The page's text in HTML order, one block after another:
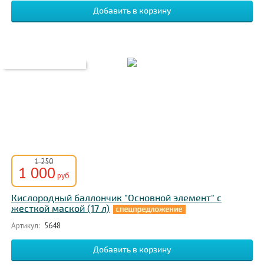
1 250
1 000 руб
Кислородный баллончик "Основной элемент" с
жесткой маской (17 л)
Артикул: 5648